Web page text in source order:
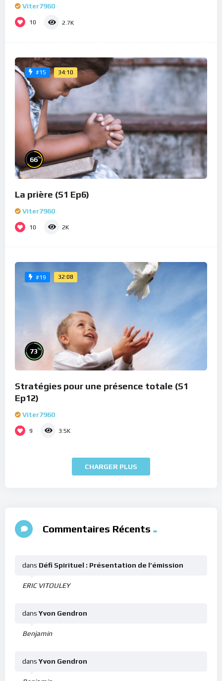
Viter7960
10 2.7K
#15 34:10
66%
La prière (S1 Ep6)
Viter7960
10 2K
#19 32:08
73%
Stratégies pour une présence totale (S1
Ep12)
Viter7960
9 3.5K
CHARGER PLUS
Commentaires Récents
ERIC VITOULEY
dans Défi Spirituel : Présentation de l’émission
Benjamin
dans Yvon Gendron
dans Yvon Gendron